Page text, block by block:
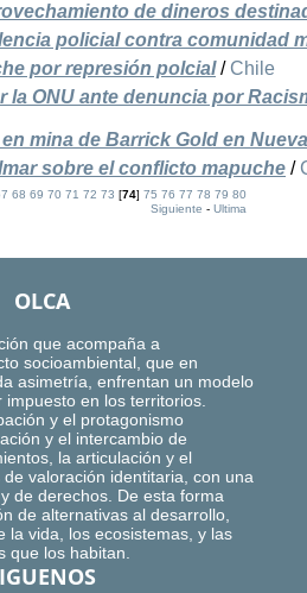
de dineros
policial contra comunidad
por represión polcial/ Chile
la ONU ante denuncia por
mina de Barrick Gold en
sobre el conflicto mapuche /
68 69 70 71 72 73 [74]75 76 77 78 79 80
Siguiente -Ultima
OLCA
que acompaña a
socioambiental, que en
asimetría, enfrentan un modelo
en los territorios.
y el protagonismo
y el intercambio de
la articulación y el
valoración identitaria, con una
de derechos. De esta forma
de alternativas al desarrollo,
la vida, los ecosistemas, y las
que los habitan.